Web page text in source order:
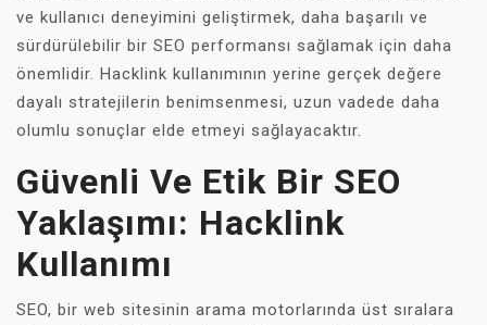
ve kullanıcı deneyimini geliştirmek, daha başarılı ve
sürdürülebilir bir SEO performansı sağlamak için daha
önemlidir. Hacklink kullanımının yerine gerçek değere
dayalı stratejilerin benimsenmesi, uzun vadede daha
olumlu sonuçlar elde etmeyi sağlayacaktır.
Güvenli Ve Etik Bir SEO
Yaklaşımı: Hacklink
Kullanımı
SEO, bir web sitesinin arama motorlarında üst sıralara